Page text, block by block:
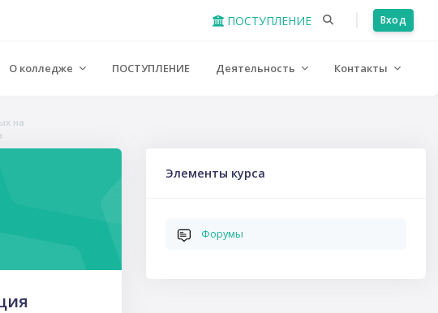
ПОСТУПЛЕНИЕ Вход
О колледже ПОСТУПЛЕНИЕ Деятельность Контакты
на
Элементы курса
Форумы